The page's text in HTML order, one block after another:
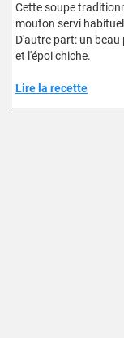
Cette soupe
mouton servi
D'autre part: un
et l'époi chiche.
Lire la recette